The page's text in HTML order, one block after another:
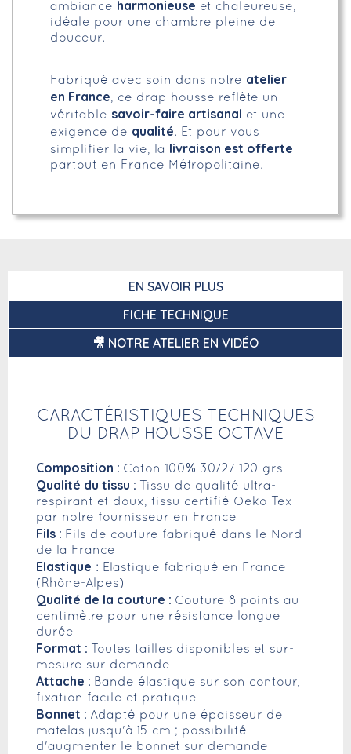
ambiance harmonieuse et chaleureuse,
idéale pour une chambre pleine de
douceur.
Fabriqué avec soin dans notre atelier
en France, ce drap housse reflète un
véritable savoir-faire artisanal et une
exigence de qualité. Et pour vous
simplifier la vie, la livraison est offerte
partout en France Métropolitaine.
EN SAVOIR PLUS
FICHE TECHNIQUE
🎥 NOTRE ATELIER EN VIDÉO
CARACTÉRISTIQUES TECHNIQUES
DU DRAP HOUSSE OCTAVE
Composition : Coton 100% 30/27 120 grs
Qualité du tissu :
Tissu de qualité ultra-
respirant et doux, tissu certifié Oeko Tex
par notre fournisseur en France
Fils : Fils de couture fabriqué dans le Nord
de la France
Elastique : Elastique fabriqué en France
(Rhône-Alpes)
Qualité de la couture : Couture 8 points au
centimètre pour une résistance longue
durée
Format :
Toutes tailles disponibles et sur-
mesure sur demande
Attache : Bande élastique sur son contour,
fixation facile et pratique
Bonnet : Adapté pour une épaisseur de
matelas jusqu'à 15 cm ; possibilité
d'augmenter le bonnet sur demande